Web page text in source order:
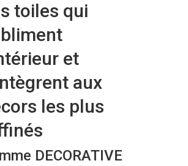
toiles qui
et
aux
les plus
DECORATIVE